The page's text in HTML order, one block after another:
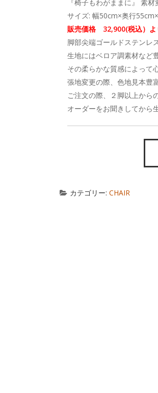
『椅子もわがままに』 素材
サイズ: 幅50cm×奥行
販売価格 32,900(税込）よ
脚部尖端ゴールドステンレ
生地にはベロア調素材など
その柔らかな質感によって
張地変更の際、色地見本豊
ご注文の際、２脚以上から
オーダーをお聞きしてから
カテゴリー: CHAIR